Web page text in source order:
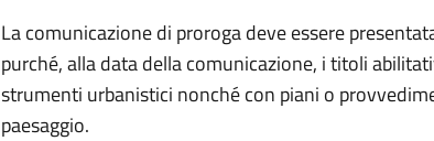
La comunicazione di proroga deve essere
purché, alla data della comunicazione, i titoli
strumenti urbanistici nonché con piani o
paesaggio.